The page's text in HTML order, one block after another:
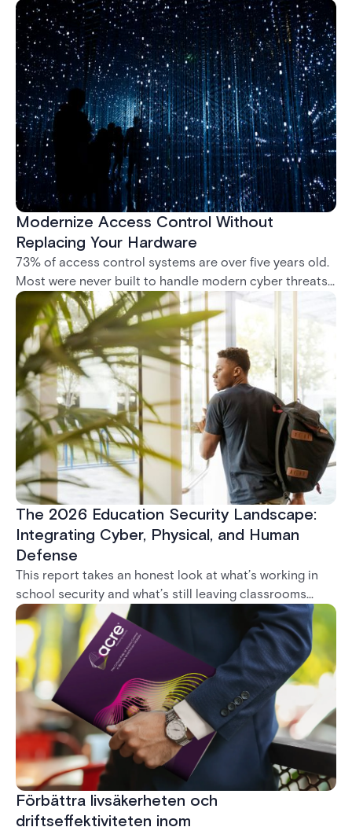
Modernize Access Control Without
Replacing Your Hardware
73% of access control systems are over five years old.
Most were never built to handle modern cyber threats,
remote management, or compliance mandates like
NIS2. This whitepaper shows how to modernize without
ripping out what you already have.
The 2026 Education Security Landscape:
Integrating Cyber, Physical, and Human
Defense
This report takes an honest look at what’s working in
school security and what’s still leaving classrooms
exposed. From door locks that go unrepaired to
systems that can’t talk to each other, it’s clear: the
biggest threat isn’t a lack of technology. It’s
fragmentation.
Förbättra livsäkerheten och
driftseffektiviteten inom